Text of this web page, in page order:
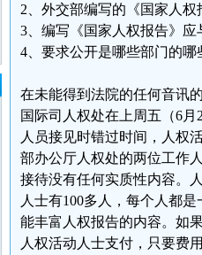
2、外交部编写的《国家人
3、编写《国家人权报告》
4、要求公开是哪些部门的
在未能得到法院的任何音讯
国际司人权处在上周五（6
人员接见时错过时间，人权
部办公厅人权处的两位工作
接待没有任何实质性内容。
人士有100多人，每个人都
能丰富人权报告的内容。如
人权活动人士支付，只要费